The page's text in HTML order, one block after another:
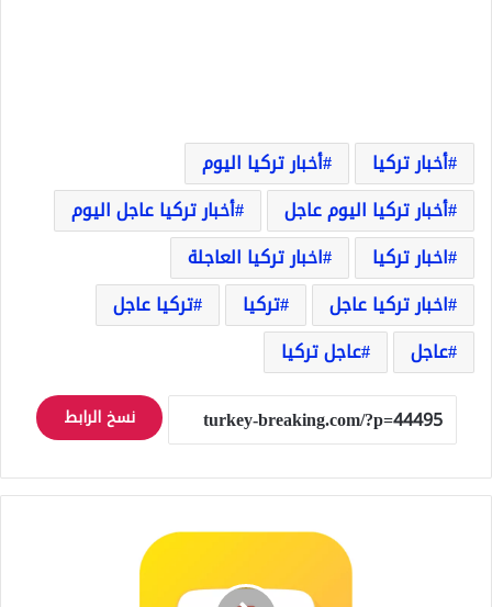
أخبار تركيا
أخبار تركيا اليوم
أخبار تركيا اليوم عاجل
أخبار تركيا عاجل اليوم
اخبار تركيا
اخبار تركيا العاجلة
اخبار تركيا عاجل
تركيا
تركيا عاجل
عاجل
عاجل تركيا
نسخ الرابط